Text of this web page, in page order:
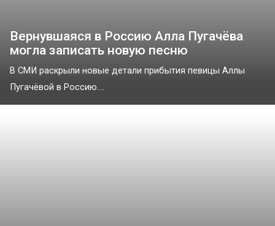
Вернувшаяся в Россию Алла Пугачёва
могла записать новую песню
В СМИ раскрыли новые детали прибытия певицы Аллы
Пугачёвой в Россию....